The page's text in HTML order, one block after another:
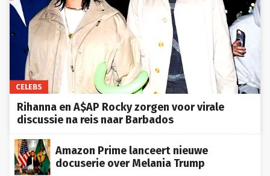
CELEBS
Rihanna en A$AP Rocky zorgen voor virale
discussie na reis naar Barbados
Amazon Prime lanceert nieuwe
docuserie over Melania Trump